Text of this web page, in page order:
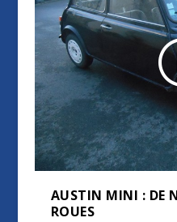
AUSTIN MINI : DE
ROUES